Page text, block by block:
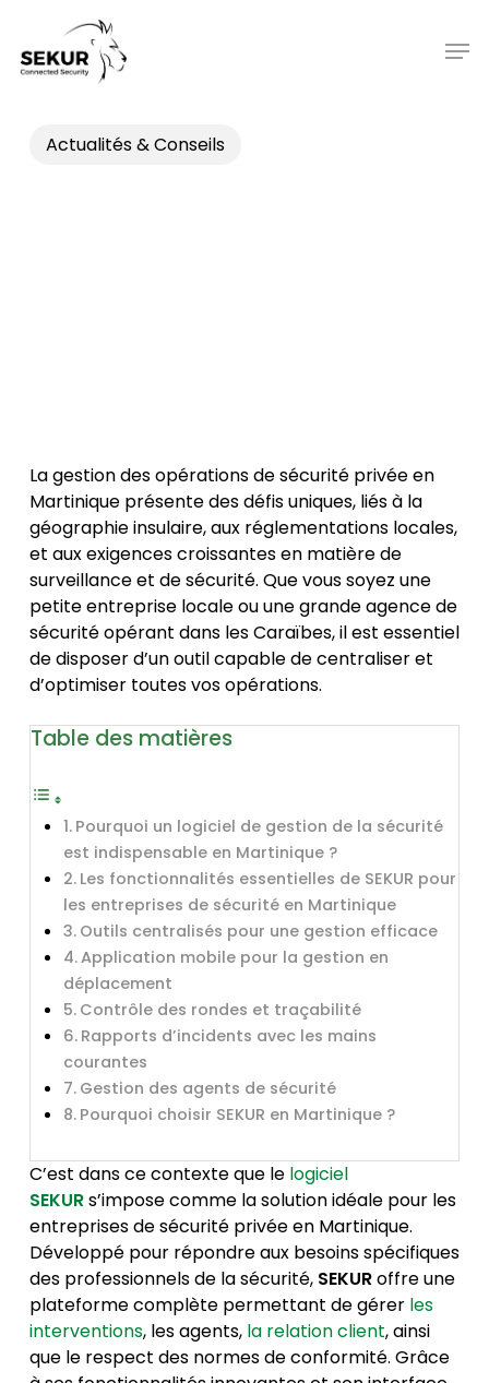
main
Actualités & Conseils
La gestion des opérations de sécurité privée en
Martinique présente des défis uniques, liés à la
géographie insulaire, aux réglementations locales,
et aux exigences croissantes en matière de
surveillance et de sécurité. Que vous soyez une
petite entreprise locale ou une grande agence de
sécurité opérant dans les Caraïbes, il est essentiel
de disposer d’un outil capable de centraliser et
d’optimiser toutes vos opérations.
Table des matières
Pourquoi un logiciel de gestion de la sécurité
est indispensable en Martinique ?
Les fonctionnalités essentielles de SEKUR pour
les entreprises de sécurité en Martinique
Outils centralisés pour une gestion efficace
Application mobile pour la gestion en
déplacement
Contrôle des rondes et traçabilité
Rapports d’incidents avec les mains
courantes
Gestion des agents de sécurité
Pourquoi choisir SEKUR en Martinique ?
C’est dans ce contexte que le logiciel
SEKURs’impose comme la solution idéale pour les
entreprises de sécurité privée en Martinique.
Développé pour répondre aux besoins spécifiques
des professionnels de la sécurité, SEKURoffre une
plateforme complète permettant de gérer les
interventions, les agents,la relation client, ainsi
que le respect des normes de conformité. Grâce